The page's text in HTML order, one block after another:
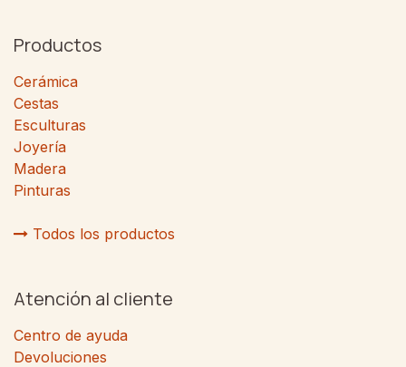
Productos
Cerámica
Cestas
Esculturas
Joyería
Madera
Pinturas
Todos los productos
Atención al cliente
Centro de ayuda
Devoluciones